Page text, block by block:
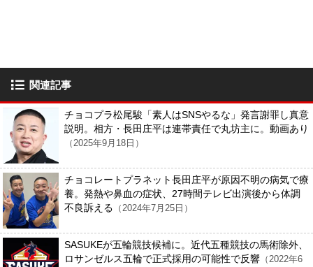
関連記事
チョコプラ松尾駿「素人はSNSやるな」発言謝罪し真意
説明。相方・長田庄平は連帯責任で丸坊主に。動画あり
（2025年9月18日）
チョコレートプラネット長田庄平が原因不明の病気で療
養。発熱や鼻血の症状、27時間テレビ出演後から体調
不良訴える （2024年7月25日）
SASUKEが五輪競技候補に。近代五種競技の馬術除外、
ロサンゼルス五輪で正式採用の可能性で反響 （2022年6